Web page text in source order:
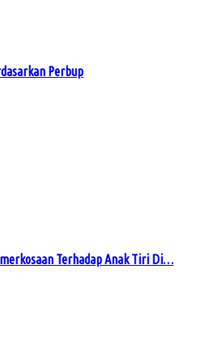
Perbup
Terhadap Anak Tiri Di…